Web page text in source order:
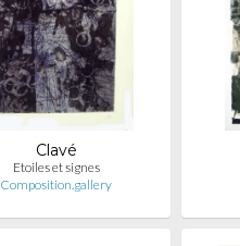
Clavé
Etoiles et signes
Composition.gallery